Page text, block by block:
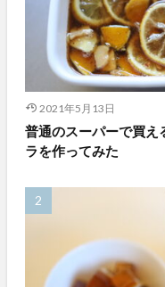
2021年5月13日
普通のスーパーで買え
ラを作ってみた